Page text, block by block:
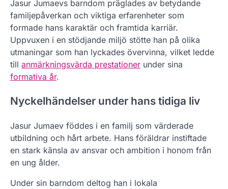
Jasur Jumaevs barndom präglades av betydande
familjepåverkan och viktiga erfarenheter som
formade hans karaktär och framtida karriär.
Uppvuxen i en stödjande miljö stötte han på olika
utmaningar som han lyckades övervinna, vilket ledde
till anmärkningsvärda prestationer under sina
formativa år.
Nyckelhändelser under hans tidiga liv
Jasur Jumaev föddes i en familj som värderade
utbildning och hårt arbete. Hans föräldrar instiftade
en stark känsla av ansvar och ambition i honom från
en ung ålder.
Under sin barndom deltog han i lokala